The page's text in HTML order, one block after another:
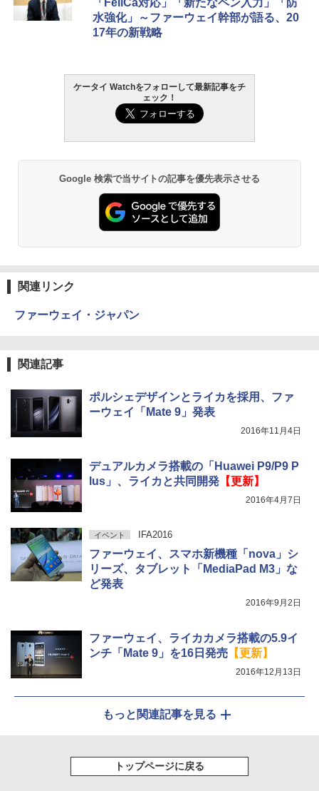
水強化」～ファーウェイ幹部が語る、20
17年の新戦略
ケータイ Watchをフォローして最新記事をチ
ェック！
Google 検索で当サイトの記事を優先表示させる
関連リンク
ファーウェイ・ジャパン
関連記事
ポルシェデザインとライカを採用、ファ
ーウェイ「Mate 9」発表
2016年11月4日
デュアルカメラ搭載の「Huawei P9/P9 P
lus」、ライカと共同開発【更新】
2016年4月7日
イベント IFA2016
ファーウェイ、スマホ新機種「nova」シ
リーズ、タブレット「MediaPad M3」な
ど発表
2016年9月2日
ファーウェイ、ライカカメラ搭載の5.9イ
ンチ「Mate 9」を16日発売【更新】
2016年12月13日
もっと関連記事を見る
トップページに戻る